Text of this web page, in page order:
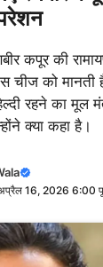
कपूर की
चीज को
रहने का मूल
क्या कहा है।
16, 2026 6:00